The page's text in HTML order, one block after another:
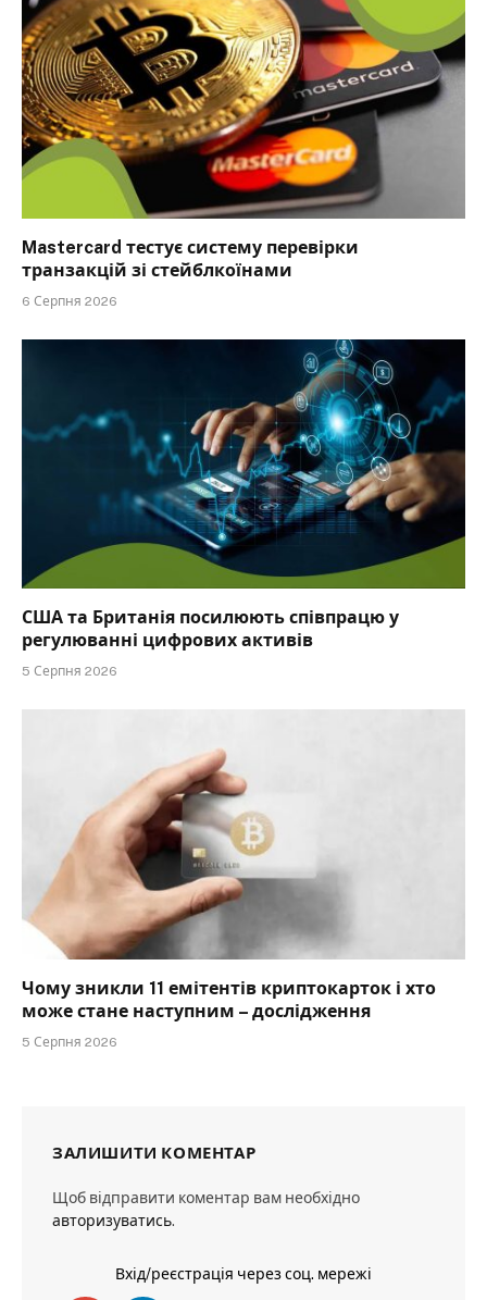
Mastercard тестує систему перевірки
транзакцій зі стейблкоїнами
6 Серпня 2026
США та Британія посилюють співпрацю у
регулюванні цифрових активів
5 Серпня 2026
Чому зникли 11 емітентів криптокарток і хто
може стане наступним – дослідження
5 Серпня 2026
ЗАЛИШИТИ КОМЕНТАР
Щоб відправити коментар вам необхідно
авторизуватись.
Вхід/реєстрація через соц. мережі